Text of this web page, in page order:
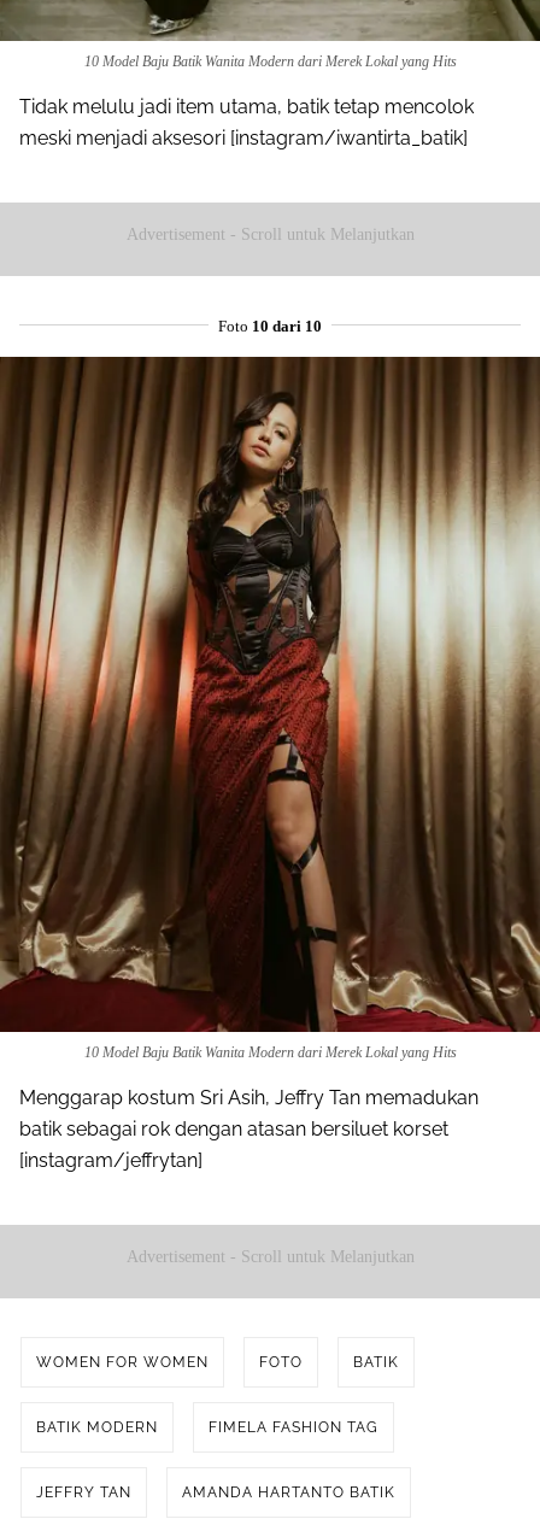
10 Model Baju Batik Wanita Modern dari Merek Lokal yang Hits
Tidak melulu jadi item utama, batik tetap mencolok
meski menjadi aksesori [instagram/iwantirta_batik]
Advertisement - Scroll untuk Melanjutkan
Foto 10 dari 10
10 Model Baju Batik Wanita Modern dari Merek Lokal yang Hits
Menggarap kostum Sri Asih, Jeffry Tan memadukan
batik sebagai rok dengan atasan bersiluet korset
[instagram/jeffrytan]
Advertisement - Scroll untuk Melanjutkan
WOMEN FOR WOMEN FOTO BATIK
BATIK MODERN FIMELA FASHION TAG
JEFFRY TAN AMANDA HARTANTO BATIK